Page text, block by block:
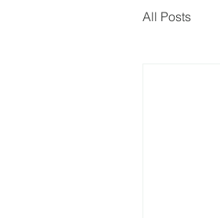
All Posts